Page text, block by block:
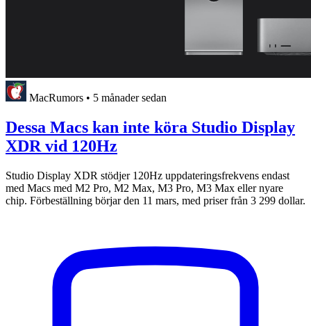
MacRumors • 5 månader sedan
Dessa Macs kan inte köra Studio Display
XDR vid 120Hz
Studio Display XDR stödjer 120Hz uppdateringsfrekvens endast
med Macs med M2 Pro, M2 Max, M3 Pro, M3 Max eller nyare
chip. Förbeställning börjar den 11 mars, med priser från 3 299 dollar.